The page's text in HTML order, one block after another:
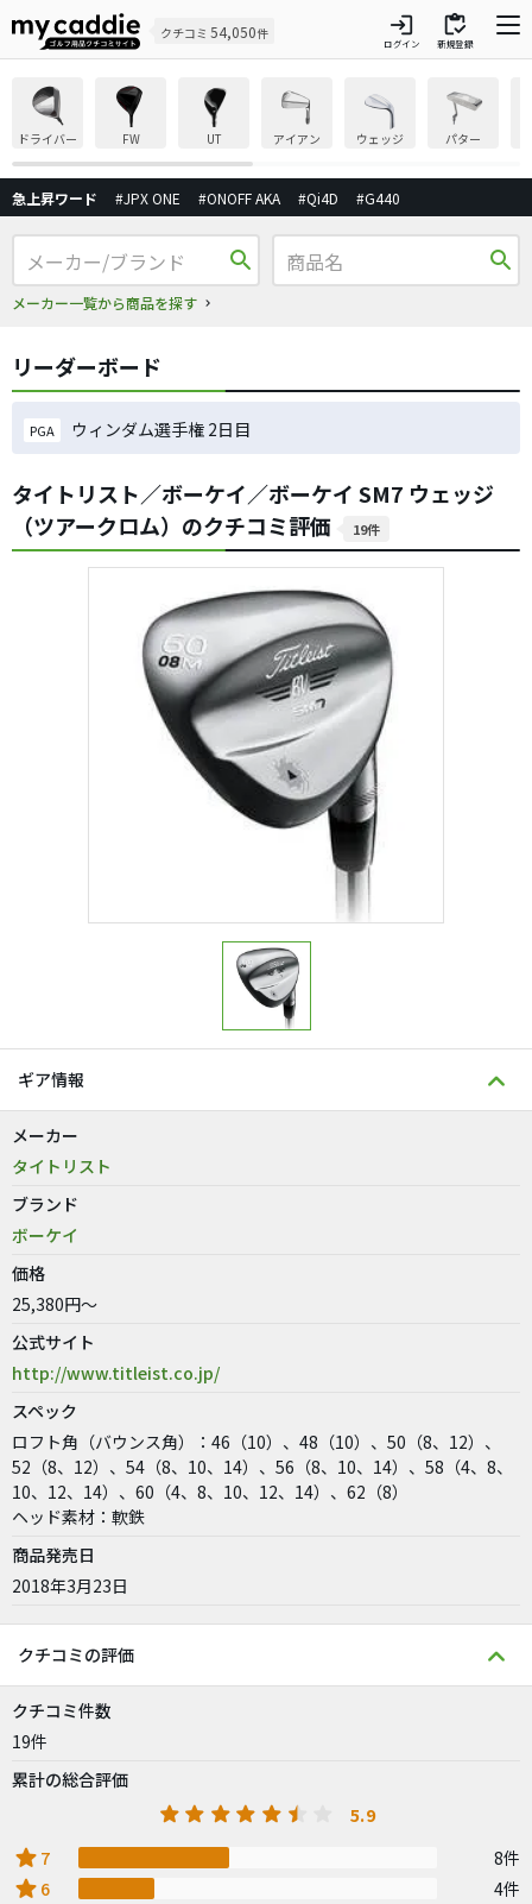
クチコミ 54,050件 login
ログイン
inventory
新規登録
ドライバー FW UT アイアン ウェッジ パター
急上昇ワード #JPX ONE #ONOFF AKA #Qi4D #G440
search
メーカー一覧から商品を探す
search
リーダーボード
PGA ウィンダム選手権 2日目
タイトリスト／ボーケイ／ボーケイ SM7 ウェッジ
（ツアークロム）のクチコミ評価
19件
ギア情報
メーカー
タイトリスト
ブランド
ボーケイ
価格
25,380円～
公式サイト
http://www.titleist.co.jp/
スペック
ロフト角（バウンス角）：46（10）、48（10）、50（8、12）、
52（8、12）、54（8、10、14）、56（8、10、14）、58（4、8、
10、12、14）、60（4、8、10、12、14）、62（8）
ヘッド素材：軟鉄
商品発売日
2018年3月23日
クチコミの評価
クチコミ件数
19件
累計の総合評価
5.9
star 7 8件
star 6 4件